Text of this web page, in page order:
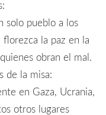
solo pueblo a los
la paz en la
obran el mal.
de la misa:
en Gaza, Ucrania,
otros lugares